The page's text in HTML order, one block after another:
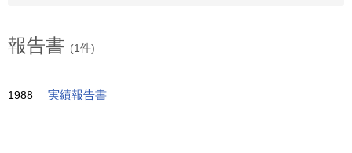
報告書 (1件)
1988 実績報告書